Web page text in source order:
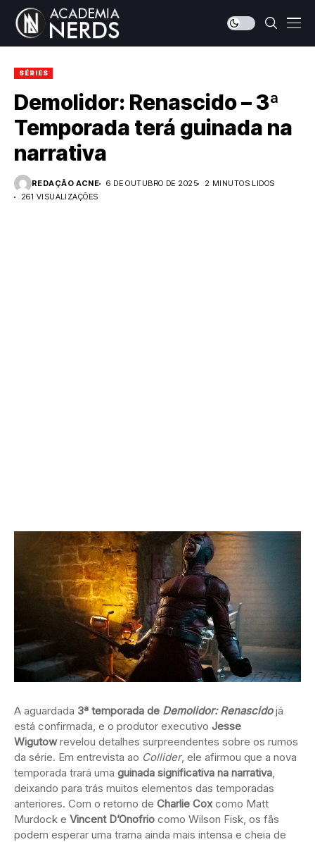
SÉRIES
Demolidor: Renascido – 3ª
Temporada terá guinada na
narrativa
REDAÇÃO ACNE 6 DE OUTUBRO DE 2025
2 MINUTOS LIDOS
261 VISUALIZAÇÕES
A aguardada 3ª temporada de Demolidor: Renascidojá
está confirmada, e o produtor executivo Jesse
Wigutowrevelou detalhes surpreendentes sobre os rumos
da série. Em entrevista ao Collider, ele afirmou que a nova
temporada trará uma guinada significativa na narrativa
deixando para trás muitos elementos das temporadas
anteriores. Com o retorno de Charlie Coxcomo Matt
Murdock e Vincent D’Onofrio como Wilson Fisk, os fãs
podem esperar uma trama ainda mais intensa e cheia de